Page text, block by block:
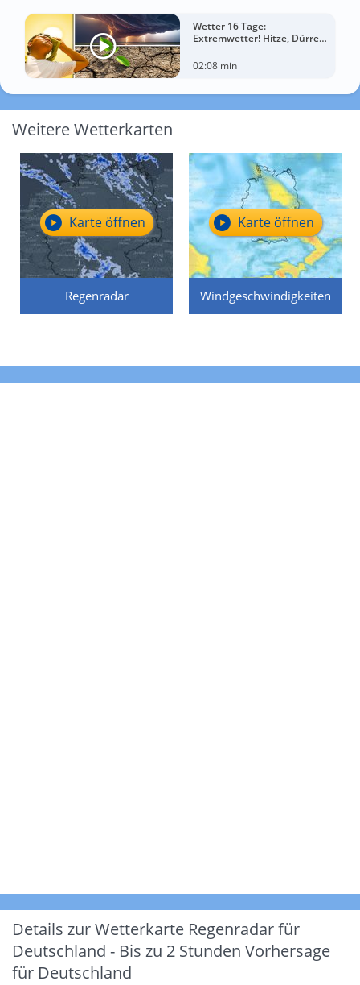
Wetter 16 Tage:
Extremwetter! Hitze, Dürre
02:08 min
Weitere Wetterkarten
Regenradar
Karte öffnen
Windgeschwindigkeiten
Karte öffnen
Details zur Wetterkarte Regenradar für
Deutschland - Bis zu 2 Stunden Vorhersage
für Deutschland